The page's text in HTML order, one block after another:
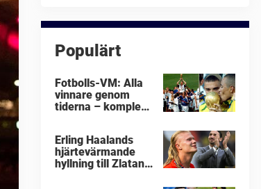
Populärt
Fotbolls-VM: Alla
vinnare genom
tiderna – komplett
Erling Haalands
hjärtevärmande
hyllning till Zlatan